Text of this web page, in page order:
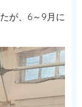
が、6～9月に